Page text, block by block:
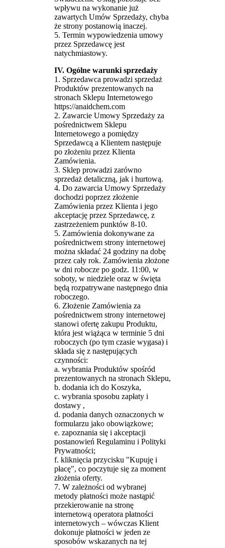
wpływu na wykonanie już
zawartych Umów Sprzedaży, chyba
że strony postanowią inaczej.
5. Termin wypowiedzenia umowy
przez Sprzedawcę jest
natychmiastowy.
IV. Ogólne warunki sprzedaży
1. Sprzedawca prowadzi sprzedaż
Produktów prezentowanych na
stronach Sklepu Internetowego
https://anaidchem.com
2. Zawarcie Umowy Sprzedaży za
pośrednictwem Sklepu
Internetowego a pomiędzy
Sprzedawcą a Klientem następuje
po złożeniu przez Klienta
Zamówienia.
3. Sklep prowadzi zarówno
sprzedaż detaliczną, jak i hurtową.
4. Do zawarcia Umowy Sprzedaży
dochodzi poprzez złożenie
Zamówienia przez Klienta i jego
akceptację przez Sprzedawcę, z
zastrzeżeniem punktów 8-10.
5. Zamówienia dokonywane za
pośrednictwem strony internetowej
można składać 24 godziny na dobę
przez cały rok. Zamówienia złożone
w dni robocze po godz. 11:00, w
soboty, w niedziele oraz w święta
będą rozpatrywane następnego dnia
roboczego.
6. Złożenie Zamówienia za
pośrednictwem strony internetowej
stanowi ofertę zakupu Produktu,
która jest wiążąca w terminie 5 dni
roboczych (po tym czasie wygasa) i
składa się z następujących
czynności:
a. wybrania Produktów spośród
prezentowanych na stronach Sklepu,
b. dodania ich do Koszyka,
c. wybrania sposobu zapłaty i
dostawy ,
d. podania danych oznaczonych w
formularzu jako obowiązkowe;
e. zapoznania się i akceptacji
postanowień Regulaminu i Polityki
Prywatności;
f. kliknięcia przycisku "Kupuję i
płacę", co poczytuje się za moment
złożenia oferty.
7. W zależności od wybranej
metody płatności może nastąpić
przekierowanie na stronę
internetową operatora płatności
internetowych – wówczas Klient
dokonuje płatności w jeden ze
sposobów wskazanych na tej